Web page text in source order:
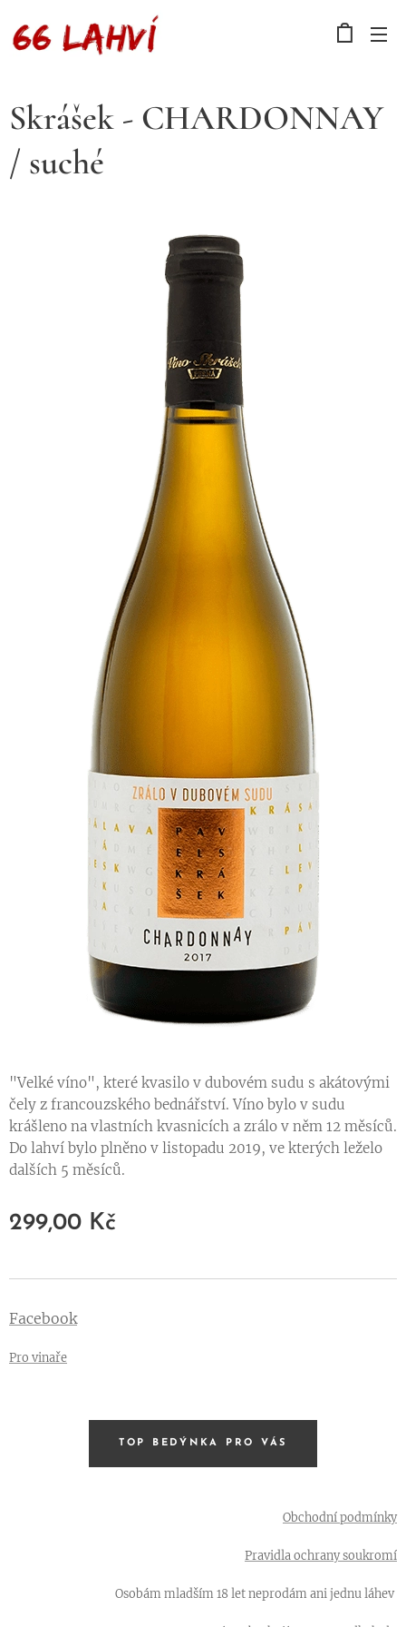
Skrášek - CHARDONNAY
/ suché
"Velké víno", které kvasilo v dubovém sudu s akátovými
čely z francouzského bednářství. Víno bylo v sudu
krášleno na vlastních kvasnicích a zrálo v něm 12 měsíců.
Do lahví bylo plněno v listopadu 2019, ve kterých leželo
dalších 5 měsíců.
299,00 Kč
Facebook
Pro vinaře
TOP BEDÝNKA PRO VÁS
Obchodní podmínky
Pravidla ochrany soukromí
Osobám mladším 18 let neprodám ani jednu láhev